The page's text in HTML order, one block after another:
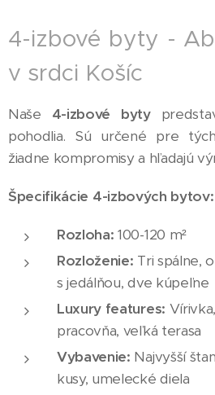
4-izbové byty -
v srdci Košíc
Naše 4-izbové byty
pohodlia. Sú určené pre
žiadne kompromisy a hľadajú
Špecifikácie 4-izbových bytov:
Rozloha: 100-120 m²
Rozloženie: Tri spálne,
s jedálňou, dve kúpeľne
Luxury features:
pracovňa, veľká terasa
Vybavenie: Najvyšší
kusy, umelecké diela